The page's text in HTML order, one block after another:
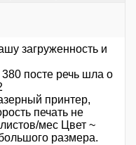
загруженность и
посте речь шла о
принтер,
печать не
мес Цвет ~
размера.